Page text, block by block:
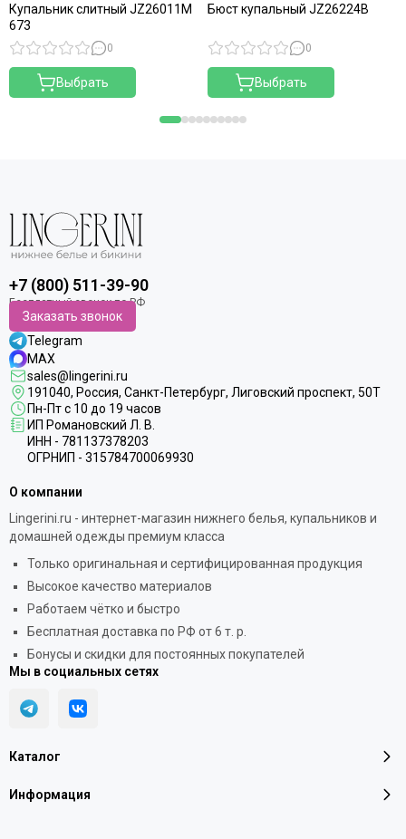
Купальник слитный JZ26011M
673
0
Выбрать
Бюст купальный JZ26224B
0
Выбрать
+7 (800) 511-39-90
Заказать звонок
Telegram
MAX
sales@lingerini.ru
191040, Россия, Санкт-Петербург, Лиговский проспект, 50Т
Пн-Пт с 10 до 19 часов
ИП Романовский Л. В.
ИНН - 781137378203
ОГРНИП - 315784700069930
Каталог
Информация
О компании
Lingerini.ru - интернет-магазин нижнего белья, купальников и
домашней одежды премиум класса
Только оригинальная и сертифицированная продукция
Высокое качество материалов
Работаем чётко и быстро
Бесплатная доставка по РФ от 6 т. р.
Бонусы и скидки для постоянных покупателей
Мы в социальных сетях